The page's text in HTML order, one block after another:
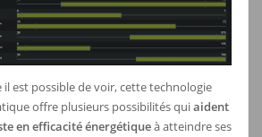
il est possible de voir, cette technologie
offre plusieurs possibilités quiaident
en efficacité énergétiqueà atteindre ses